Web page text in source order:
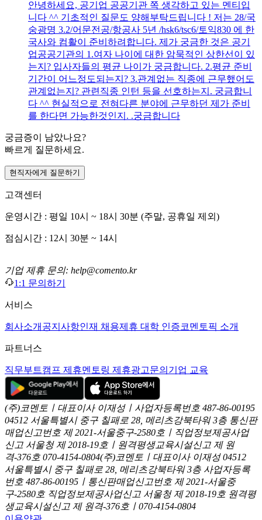
안녕하세요, 공기업 공공기관 쪽 생각하고 있는 멘티입
니다 ^^ 기초적인 질문도 양해부탁드립니다 ! 저는 28/국
숭광명 3.2/어문전공/항공사 5년 /hsk6/tsc6/토익830 에 한
국사와 컴활이 준비하려합니다. 제가 궁금한 것은 공기
업공공기관의 1.여자 나이에 대한 암묵적인 상한선이 있
는지? 입사자들의 평균 나이가 궁금합니다. 2.평균 준비
기간이 어느정도되는지? 3.관계없는 직종에 근무했어도
관계없는지? 관련직종 인턴 등을 선호하는지. 궁금합니
다 ^^ 현실적으로 전혀다른 분야에 근무하던 제가 준비
를 한다면 가능한것인지. .궁금합니다
궁금증이 남았나요?
빠르게 질문하세요.
현직자에게 질문하기
고객센터
운영시간 : 평일 10시 ~ 18시 30분 (주말, 공휴일 제외)
점심시간 : 12시 30분 ~ 14시
기업 제휴 문의: help@comento.kr
1:1 문의하기
서비스
회사소개 공지사항인재 채용제휴 대학 인증코멘토픽 소개
파트너스
직무부트캠프 제휴멘토링 제휴광고문의 기업 교육
(주)코멘토ㅣ대표이사 이재성ㅣ사업자등록번호 487-86-00195
04512 서울특별시 중구 칠패로 28, 메리츠강북타워 3층 통신판
매업신고번호 제 2021-서울중구-2580호ㅣ직업정보제공사업
신고 서울청 제 2018-19호ㅣ원격평생교육시설신고 제 원
격-376호 070-4154-0804(주)코멘토ㅣ대표이사 이재성 04512
서울특별시 중구 칠패로 28, 메리츠강북타워 3층 사업자등록
번호 487-86-00195ㅣ통신판매업신고번호 제 2021-서울중
구-2580호 직업정보제공사업신고 서울청 제 2018-19호 원격평
생교육시설신고 제 원격-376호ㅣ070-4154-0804